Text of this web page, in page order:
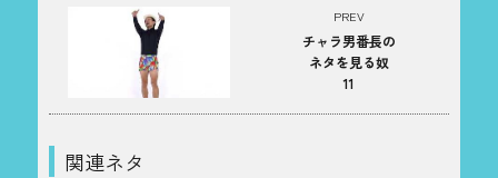
PREV
チャラ男番長の
ネタを見る奴
11
関連ネタ